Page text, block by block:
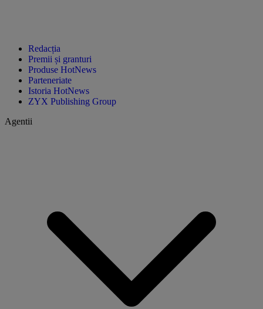
Redacția
Premii și granturi
Produse HotNews
Parteneriate
Istoria HotNews
ZYX Publishing Group
Agentii